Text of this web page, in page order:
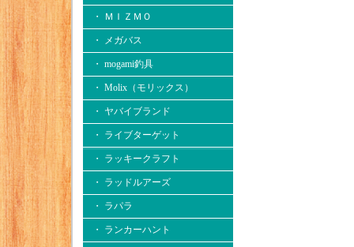
・ ＭＩＺＭＯ
・ メガバス
・ mogami釣具
・ Molix（モリックス）
・ ヤバイブランド
・ ライブターゲット
・ ラッキークラフト
・ ラッドルアーズ
・ ラパラ
・ ランカーハント